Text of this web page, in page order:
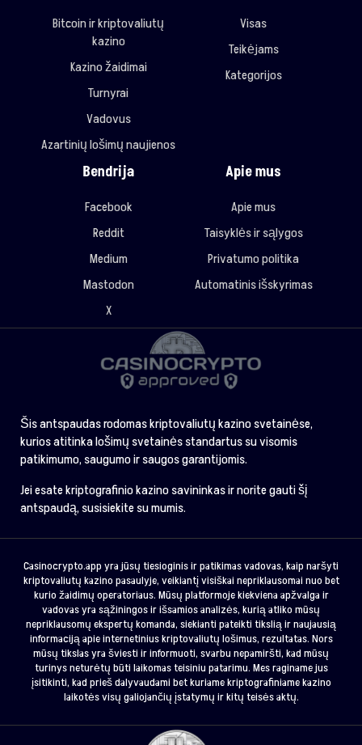
Bitcoin ir kriptovaliutų
kazino
Kazino žaidimai
Turnyrai
Vadovus
Azartinių lošimų naujienos
Visas
Teikėjams
Kategorijos
Bendrija
Facebook
Reddit
Medium
Mastodon
X
Apie mus
Apie mus
Taisyklės ir sąlygos
Privatumo politika
Automatinis išskyrimas
Šis antspaudas rodomas kriptovaliutų kazino svetainėse,
kurios atitinka lošimų svetainės standartus su visomis
patikimumo, saugumo ir saugos garantijomis.
Jei esate kriptografinio kazino savininkas ir norite gauti šį
antspaudą, susisiekite su mumis.
Casinocrypto.app yra jūsų tiesioginis ir patikimas vadovas, kaip naršyti
kriptovaliutų kazino pasaulyje, veikiantį visiškai nepriklausomai nuo bet
kurio žaidimų operatoriaus. Mūsų platformoje kiekviena apžvalga ir
vadovas yra sąžiningos ir išsamios analizės, kurią atliko mūsų
nepriklausomų ekspertų komanda, siekianti pateikti tikslią ir naujausią
informaciją apie internetinius kriptovaliutų lošimus, rezultatas. Nors
mūsų tikslas yra šviesti ir informuoti, svarbu nepamiršti, kad mūsų
turinys neturėtų būti laikomas teisiniu patarimu. Mes raginame jus
įsitikinti, kad prieš dalyvaudami bet kuriame kriptografiniame kazino
laikotės visų galiojančių įstatymų ir kitų teisės aktų.